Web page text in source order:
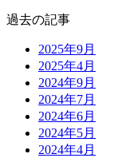
過去の記事
2025年9月
2025年4月
2024年9月
2024年7月
2024年6月
2024年5月
2024年4月